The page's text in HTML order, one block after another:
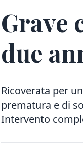
Grave
due
Ricoverata per
prematura e di
Intervento